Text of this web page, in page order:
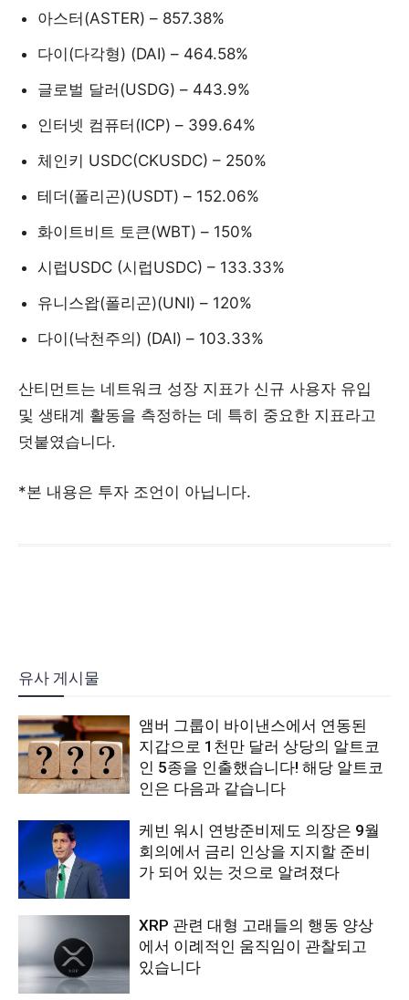
아스터(ASTER) – 857.38%
다이(다각형) (DAI) – 464.58%
글로벌 달러(USDG) – 443.9%
인터넷 컴퓨터(ICP) – 399.64%
체인키 USDC(CKUSDC) – 250%
테더(폴리곤)(USDT) – 152.06%
화이트비트 토큰(WBT) – 150%
시럽USDC (시럽USDC) – 133.33%
유니스왑(폴리곤)(UNI) – 120%
다이(낙천주의) (DAI) – 103.33%
산티먼트는 네트워크 성장 지표가 신규 사용자 유입
및 생태계 활동을 측정하는 데 특히 중요한 지표라고
덧붙였습니다.
*본 내용은 투자 조언이 아닙니다.
유사 게시물
앰버 그룹이 바이낸스에서 연동된
지갑으로 1천만 달러 상당의 알트코
인 5종을 인출했습니다! 해당 알트코
인은 다음과 같습니다
케빈 워시 연방준비제도 의장은 9월
회의에서 금리 인상을 지지할 준비
가 되어 있는 것으로 알려졌다
XRP 관련 대형 고래들의 행동 양상
에서 이례적인 움직임이 관찰되고
있습니다